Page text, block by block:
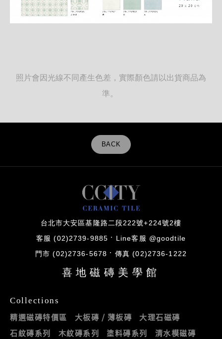
照片會因光線不同產生色差，實際顏色請以出貨商品為
準。
BACK
台北市大安區基隆路二段222號+224號2樓
客服 (02)2739-9885 Line客服 @goodtile
門市 (02)2736-5678 傳真 (02)2736-1222
喜地磁磚美學館
Collections
精選磁磚特價區 大板磚 / 薄板磚
大理石磁磚
石紋磚系列
木紋磚系列 塗料磚系列
清水模磁磚